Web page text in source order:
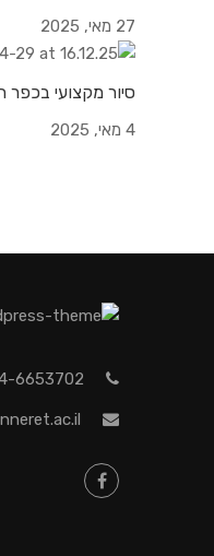
27 מאי, 2025
סיור מקצועי
4 מאי, 2025
6653702